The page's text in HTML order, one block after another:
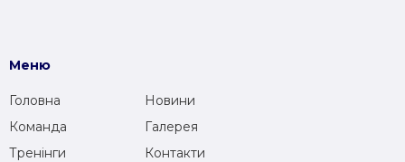
Меню
Головна
Новини
Команда
Галерея
Тренінги
Контакти